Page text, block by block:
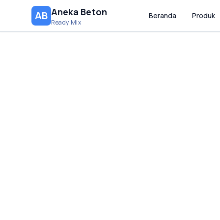
AB Aneka Beton
Ready Mix
Beranda Produk